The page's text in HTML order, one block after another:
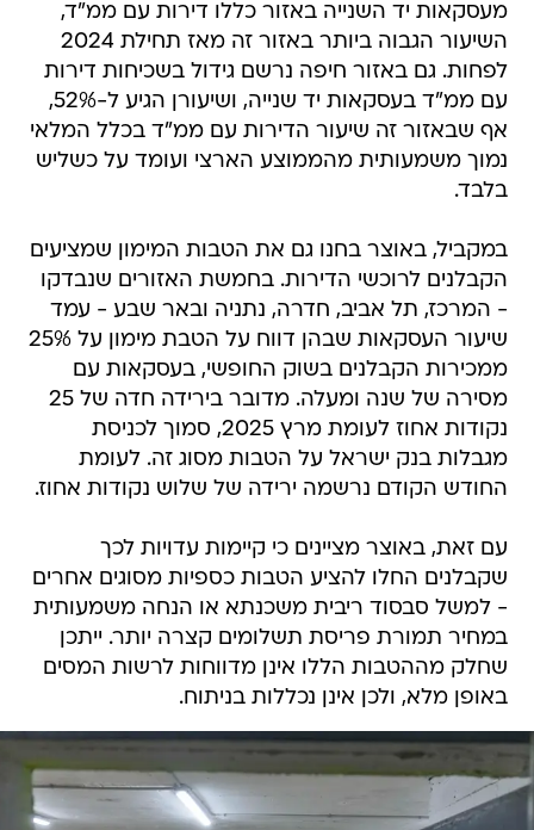
מעסקאות יד השנייה באזור כללו דירות עם ממ"ד,
השיעור הגבוה ביותר באזור זה מאז תחילת 2024
לפחות. גם באזור חיפה נרשם גידול בשכיחות דירות
עם ממ"ד בעסקאות יד שנייה, ושיעורן הגיע ל-52%,
אף שבאזור זה שיעור הדירות עם ממ"ד בכלל המלאי
נמוך משמעותית מהממוצע הארצי ועומד על כשליש
בלבד.
במקביל, באוצר בחנו גם את הטבות המימון שמציעים
הקבלנים לרוכשי הדירות. בחמשת האזורים שנבדקו
- המרכז, תל אביב, חדרה, נתניה ובאר שבע - עמד
שיעור העסקאות שבהן דווח על הטבת מימון על 25%
ממכירות הקבלנים בשוק החופשי, בעסקאות עם
מסירה של שנה ומעלה. מדובר בירידה חדה של 25
נקודות אחוז לעומת מרץ 2025, סמוך לכניסת
מגבלות בנק ישראל על הטבות מסוג זה. לעומת
החודש הקודם נרשמה ירידה של שלוש נקודות אחוז.
עם זאת, באוצר מציינים כי קיימות עדויות לכך
שקבלנים החלו להציע הטבות כספיות מסוגים אחרים
- למשל סבסוד ריבית משכנתא או הנחה משמעותית
במחיר תמורת פריסת תשלומים קצרה יותר. ייתכן
שחלק מההטבות הללו אינן מדווחות לרשות המסים
באופן מלא, ולכן אינן נכללות בניתוח.